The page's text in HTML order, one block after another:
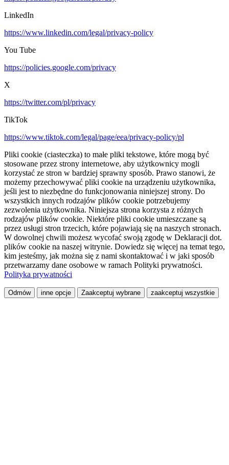
LinkedIn
https://www.linkedin.com/legal/privacy-policy
You Tube
https://policies.google.com/privacy
X
https://twitter.com/pl/privacy
TikTok
https://www.tiktok.com/legal/page/eea/privacy-policy/pl
Pliki cookie (ciasteczka) to małe pliki tekstowe, które mogą być
stosowane przez strony internetowe, aby użytkownicy mogli
korzystać ze stron w bardziej sprawny sposób. Prawo stanowi, że
możemy przechowywać pliki cookie na urządzeniu użytkownika,
jeśli jest to niezbędne do funkcjonowania niniejszej strony. Do
wszystkich innych rodzajów plików cookie potrzebujemy
zezwolenia użytkownika. Niniejsza strona korzysta z różnych
rodzajów plików cookie. Niektóre pliki cookie umieszczane są
przez usługi stron trzecich, które pojawiają się na naszych stronach.
W dowolnej chwili możesz wycofać swoją zgodę w Deklaracji dot.
plików cookie na naszej witrynie. Dowiedz się więcej na temat tego,
kim jesteśmy, jak można się z nami skontaktować i w jaki sposób
przetwarzamy dane osobowe w ramach Polityki prywatności.
Polityka prywatności
Odmów inne opcje Zaakceptuj wybrane zaakceptuj wszystkie